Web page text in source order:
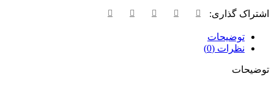
اشتراک گذاری:
توضیحات
نظرات (0)
توضیحات